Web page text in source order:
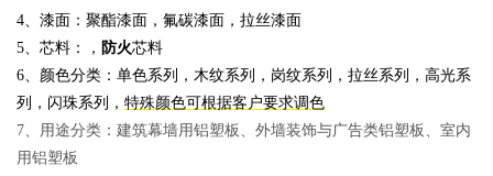
4、漆面：聚酯漆面，氟碳漆面，拉丝漆面
5、芯料：， 防火芯料
6、颜色分类：单色系列，木纹系列，岗纹系列，拉丝系列，高光系
列，闪珠系列， 特殊颜色可根据客户要求调色
7、用途分类：建筑幕墙用铝塑板、外墙装饰与广告类铝塑板、室内
用铝塑板